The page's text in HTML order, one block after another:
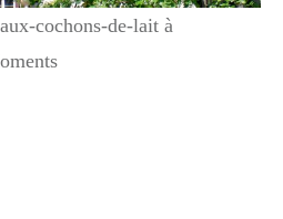
cochons-de-lait à